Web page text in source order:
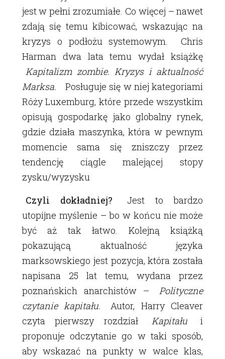
jest w pełni zrozumiałe. Co więcej – nawet
zdają się temu kibicować, wskazując na
kryzys o podłożu systemowym. Chris
Harman dwa lata temu wydał książkę
Kapitalizm zombie. Kryzys i aktualność
Marksa.
Posługuje się w niej kategoriami
Róży Luxemburg, które przede wszystkim
opisują gospodarkę jako globalny rynek,
gdzie działa maszynka, która w pewnym
momencie sama się zniszczy przez
tendencję ciągle malejącej stopy
zysku/wyzysku
Czyli dokładniej?
Jest to bardzo
utopijne myślenie – bo w końcu nie może
być aż tak łatwo. Kolejną książką
pokazującą aktualność języka
marksowskiego jest pozycja, która została
napisana 25 lat temu, wydana przez
poznańskich anarchistów –
Polityczne
czytanie kapitału.
Autor, Harry Cleaver
czyta pierwszy rozdział
Kapitału
i
proponuje odczytanie go w taki sposób,
aby wskazać na punkty w walce klas,